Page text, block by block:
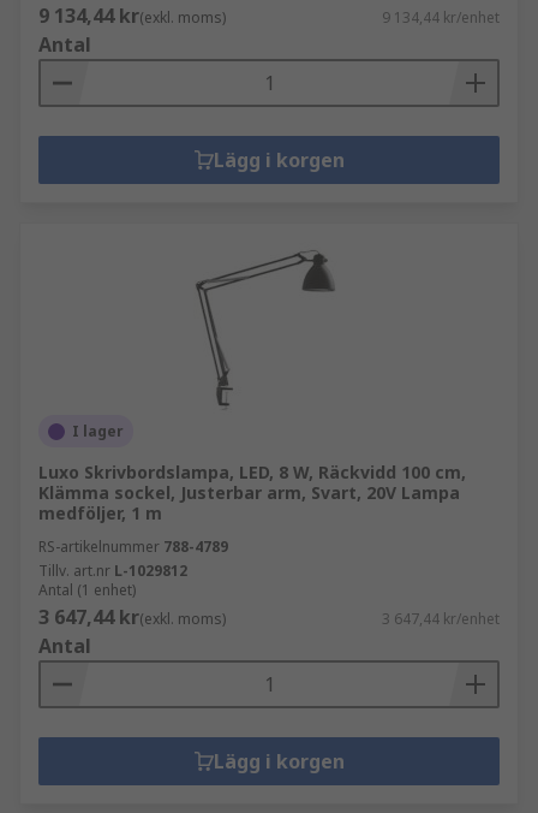
9 134,44 kr(exkl. moms) 9 134,44 kr/enhet
Antal
Lägg i korgen
I lager
Luxo Skrivbordslampa, LED, 8 W, Räckvidd 100 cm,
Klämma sockel, Justerbar arm, Svart, 20V Lampa
medföljer, 1 m
RS-artikelnummer 788-4789
Tillv. art.nr L-1029812
Antal (1 enhet)
3 647,44 kr(exkl. moms) 3 647,44 kr/enhet
Antal
Lägg i korgen